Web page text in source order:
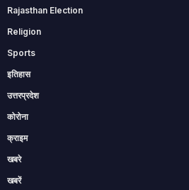
Rajasthan Election
Religion
Sports
इतिहास
उत्तरप्रदेश
कोरोना
क्राइम
खबरे
खबरें